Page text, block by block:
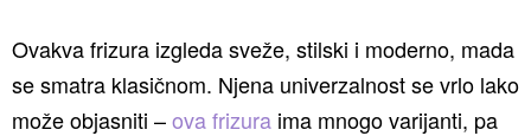
Ovakva frizura izgleda sveže, stilski i moderno, mada
se smatra klasičnom. Njena univerzalnost se vrlo lako
može objasniti –ova frizura ima mnogo varijanti, pa